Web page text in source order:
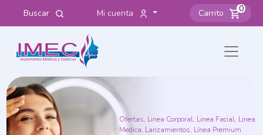
Buscar Mi cuenta Carrito 0
Ofertas, Linea Corporal, Linea Facial, Linea
Medica, Lanzamientos, Línea Premium